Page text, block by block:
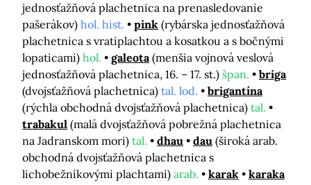
jednosťažňová plachetnica na prenasledovanie
pašerákov) hol. hist. pink (rybárska jednosťažňová
plachetnica s vratiplachtou a kosatkou a s bočnými
lopaticami) hol. galeota (menšia vojnová veslová
jednosťažňová plachetnica, 16. – 17. st.) špan.
briga
(dvojsťažňová plachetnica) tal. lod.
brigantína
(rýchla obchodná dvojsťažňová plachetnica) tal.
trabakul (malá dvojsťažňová pobrežná plachetnica
na Jadranskom mori) tal. dhau dau (široká arab.
obchodná dvojsťažňová plachetnica s
lichobežníkovými plachtami) arab. karak
karaka